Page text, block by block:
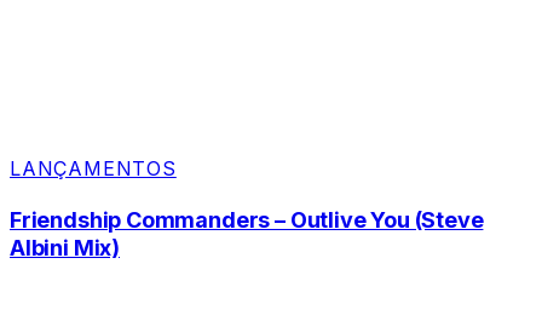
LANÇAMENTOS
Friendship Commanders – Outlive You (Steve
Albini Mix)